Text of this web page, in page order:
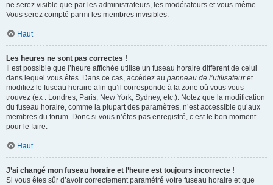
ne serez visible que par les administrateurs, les modérateurs et vous-même.
Vous serez compté parmi les membres invisibles.
Haut
Les heures ne sont pas correctes !
Il est possible que l’heure affichée utilise un fuseau horaire différent de celui
dans lequel vous êtes. Dans ce cas, accédez au panneau de l’utilisateuret
modifiez le fuseau horaire afin qu’il corresponde à la zone où vous vous
trouvez (ex : Londres, Paris, New York, Sydney, etc.). Notez que la modification
du fuseau horaire, comme la plupart des paramètres, n’est accessible qu’aux
membres du forum. Donc si vous n’êtes pas enregistré, c’est le bon moment
pour le faire.
Haut
J’ai changé mon fuseau horaire et l’heure est toujours incorrecte !
Si vous êtes sûr d’avoir correctement paramétré votre fuseau horaire et que